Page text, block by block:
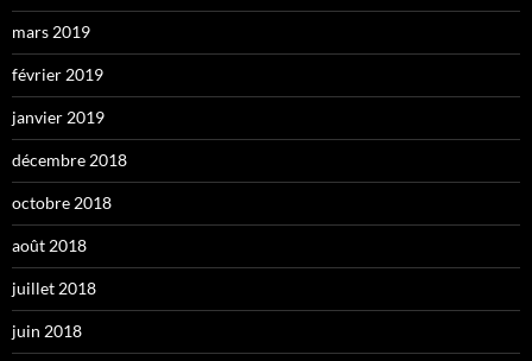
mars 2019
février 2019
janvier 2019
décembre 2018
octobre 2018
août 2018
juillet 2018
juin 2018